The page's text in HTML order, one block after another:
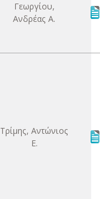
Γεωργίου,
Ανδρέας Α.
Τρίμης, Αντώνιος
Ε.